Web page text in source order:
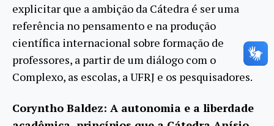
explicitar que a ambição da Cátedra é ser uma
referência no pensamento e na produção
científica internacional sobre formação de
professores, a partir de um diálogo com o
Complexo, as escolas, a UFRJ e os pesquisadores.
Coryntho Baldez: A autonomia e a liberdade